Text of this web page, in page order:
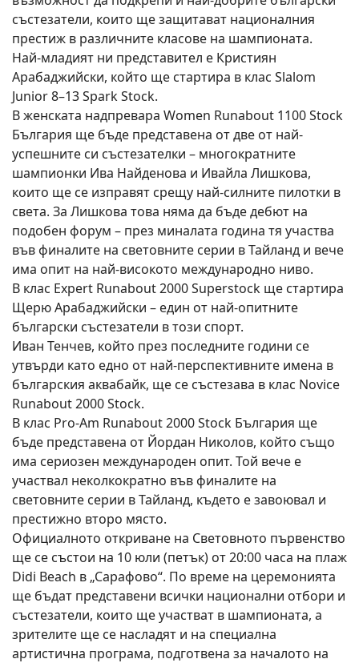
състезатели, които ще защитават националния
престиж в различните класове на шампионата.
Най-младият ни представител е Кристиян
Арабаджийски, който ще стартира в клас Slalom
Junior 8–13 Spark Stock.
В женската надпревара Women Runabout 1100 Stock
България ще бъде представена от две от най-
успешните си състезателки – многократните
шампионки Ива Найденова и Ивайла Лишкова,
които ще се изправят срещу най-силните пилотки в
света. За Лишкова това няма да бъде дебют на
подобен форум – през миналата година тя участва
във финалите на световните серии в Тайланд и вече
има опит на най-високото международно ниво.
В клас Expert Runabout 2000 Superstock ще стартира
Щерю Арабаджийски – един от най-опитните
български състезатели в този спорт.
Иван Тенчев, който през последните години се
утвърди като едно от най-перспективните имена в
българския аквабайк, ще се състезава в клас Novice
Runabout 2000 Stock.
В клас Pro-Am Runabout 2000 Stock България ще
бъде представена от Йордан Николов, който също
има сериозен международен опит. Той вече е
участвал неколкократно във финалите на
световните серии в Тайланд, където е завоювал и
престижно второ място.
Официалното откриване на Световното първенство
ще се състои на 10 юли (петък) от 20:00 часа на плаж
Didi Beach в „Сарафово“. По време на церемонията
ще бъдат представени всички национални отбори и
състезатели, които ще участват в шампионата, а
зрителите ще се насладят и на специална
артистична програма, подготвена за началото на